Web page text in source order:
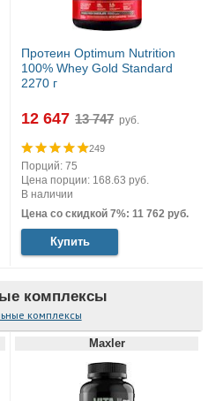
Протеин Optimum Nutrition
100% Whey Gold Standard
2270 г
12 647 руб.
249
Порций: 75
Цена порции: 168.63 руб.
В наличии
Цена со скидкой 7%: 11 762 руб.
Купить
комплексы
комплексы
Maxler